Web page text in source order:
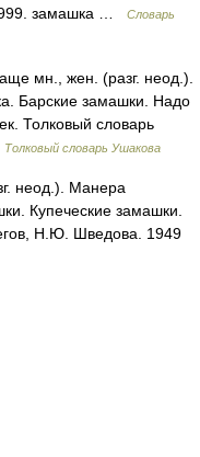
замашка …
Словарь
мн., жен. (разг. неод.).
Барские замашки. Надо
Толковый словарь
Толковый словарь Ушакова
неод.). Манера
Купеческие замашки.
Н.Ю. Шведова. 1949